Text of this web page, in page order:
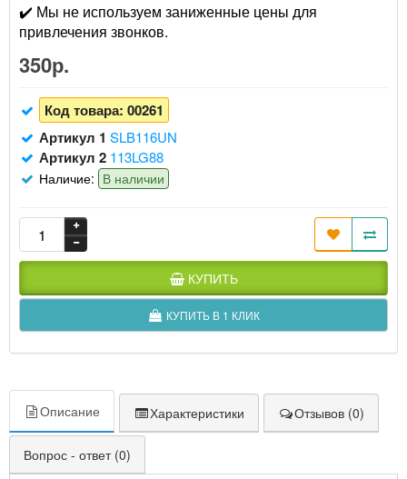
✔️ Мы не используем заниженные цены для
привлечения звонков.
350р.
Код товара: 00261
Артикул 1 SLB116UN
Артикул 2 113LG88
Наличие: В наличии
КУПИТЬ
КУПИТЬ В 1 КЛИК
Описание Характеристики Отзывов (0)
Вопрос - ответ (0)